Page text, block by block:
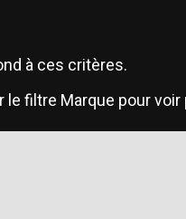
à ces critères.
le filtre Marque pour